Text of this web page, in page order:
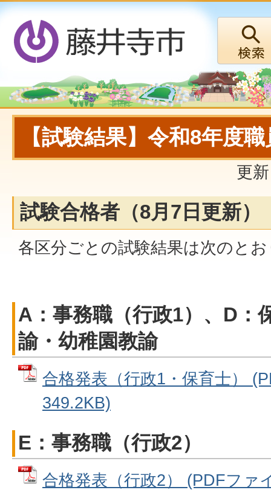
【試験結果】令和8年度
更
試験合格者（8月7日更新）
各区分ごとの試験結果は次のと
A：事務職（行政1）、D：
諭・幼稚園教諭
合格発表（行政1・保育士）
349.2KB)
E：事務職（行政2）
合格発表（行政2） (PDFファ